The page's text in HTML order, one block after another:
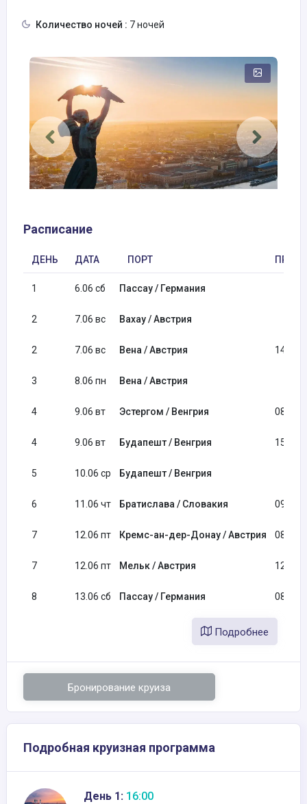
Количество ночей : 7 ночей
Расписание
ДЕНЬ ДАТА ПОРТ
1 6.06 сб Пассау / Германия
2 7.06 вс Вахау / Австрия
2 7.06 вс Вена / Австрия 14:00
3 8.06 пн Вена / Австрия
4 9.06 вт Эстергом / Венгрия 08:00
4 9.06 вт Будапешт / Венгрия 15:00
5 10.06 ср Будапешт / Венгрия
6 11.06 чт Братислава / Словакия 09:00
7 12.06 пт Кремс-ан-дер-Донау / Австрия 08:00
7 12.06 пт Мельк / Австрия 12:30
8 13.06 сб Пассау / Германия 08:00
Подробнее
Бронирование круиза
Подробная круизная программа
День 1: 16:00